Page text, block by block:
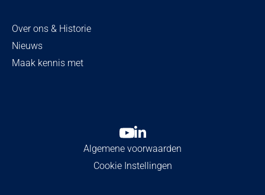
Over ons & Historie
Nieuws
Maak kennis met
Algemene voorwaarden
Cookie Instellingen